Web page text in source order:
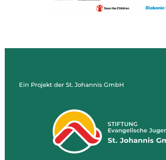
Ein Projekt der St. Johannis GmbH